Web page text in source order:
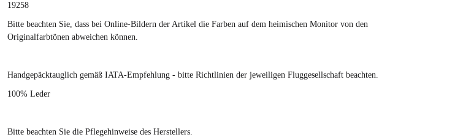
19258
Bitte beachten Sie, dass bei Online-Bildern der Artikel die Farben auf dem heimischen Monitor von den
Originalfarbtönen abweichen können.
Handgepäcktauglich gemäß IATA-Empfehlung - bitte Richtlinien der jeweiligen Fluggesellschaft beachten.
100% Leder
Bitte beachten Sie die Pflegehinweise des Herstellers.